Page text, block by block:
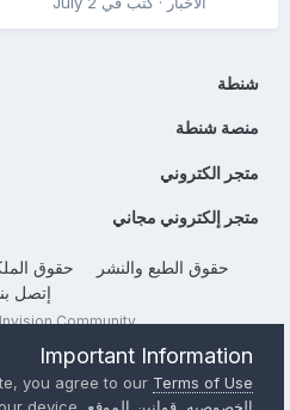
شنطة
منصة شنطة
متجر الكتروني
متجر إلكتروني مجاني
حقوق الطبع والنشر حقوق
إتصل بنا
Community
Important Information
you agree to ourTerms of Use